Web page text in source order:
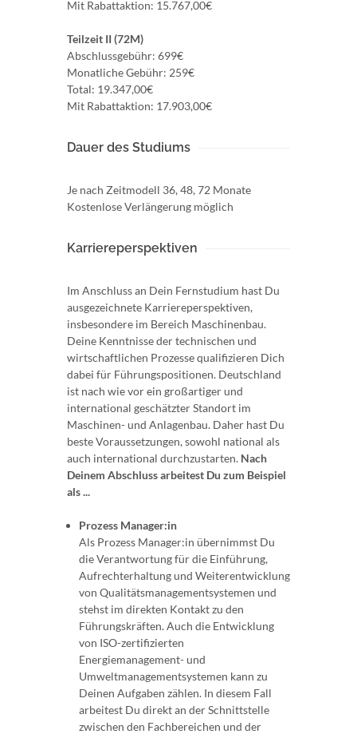
Mit Rabattaktion: 15.767,00€
Teilzeit II (72M)
Abschlussgebühr: 699€
Monatliche Gebühr: 259€
Total: 19.347,00€
Mit Rabattaktion: 17.903,00€
Dauer des Studiums
Je nach Zeitmodell 36, 48, 72 Monate
Kostenlose Verlängerung möglich
Karriereperspektiven
Im Anschluss an Dein Fernstudium hast Du
ausgezeichnete Karriereperspektiven,
insbesondere im Bereich Maschinenbau.
Deine Kenntnisse der technischen und
wirtschaftlichen Prozesse qualifizieren Dich
dabei für Führungspositionen. Deutschland
ist nach wie vor ein großartiger und
international geschätzter Standort im
Maschinen- und Anlagenbau. Daher hast Du
beste Voraussetzungen, sowohl national als
auch international durchzustarten. Nach
Deinem Abschluss arbeitest Du zum Beispiel
als ...
Prozess Manager:in
Als Prozess Manager:in übernimmst Du
die Verantwortung für die Einführung,
Aufrechterhaltung und Weiterentwicklung
von Qualitätsmanagementsystemen und
stehst im direkten Kontakt zu den
Führungskräften. Auch die Entwicklung
von ISO-zertifizierten
Energiemanagement- und
Umweltmanagementsystemen kann zu
Deinen Aufgaben zählen. In diesem Fall
arbeitest Du direkt an der Schnittstelle
zwischen den Fachbereichen und der